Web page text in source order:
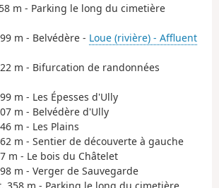
m - Parking le long du cimetière
m - Belvédère - Loue (rivière) - Affluent
m - Bifurcation de randonnées
m - Les Épesses d'Ully
m - Belvédère d'Ully
m - Les Plains
m - Sentier de découverte à gauche
m - Le bois du Châtelet
m - Verger de Sauvegarde
358 m - Parking le long du cimetière